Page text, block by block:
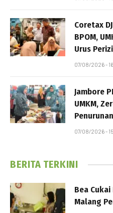
Coretax
BPOM,
Urus
07/08/2026 -
Jambore
UMKM,
07/08/2026 -
BERITA TERKINI
Bea
Malang